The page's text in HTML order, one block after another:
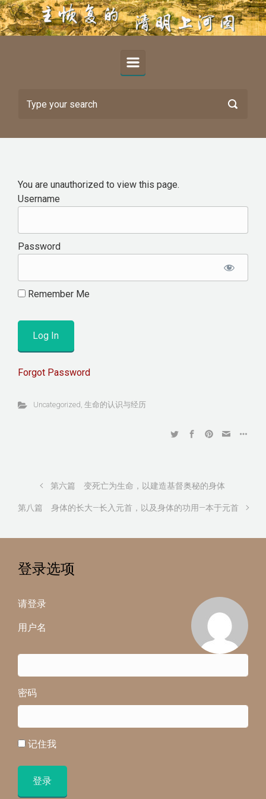
Skip to main content
You are unauthorized to view this page.
Username
Password
Remember Me
Forgot Password
Uncategorized , 生命的认识与经历
第六篇 变死亡为生命，以建造基督奥秘的身体
第八篇 身体的长大—长入元首，以及身体的功用—本于元首
登录选项
请登录
用户名
密码
记住我